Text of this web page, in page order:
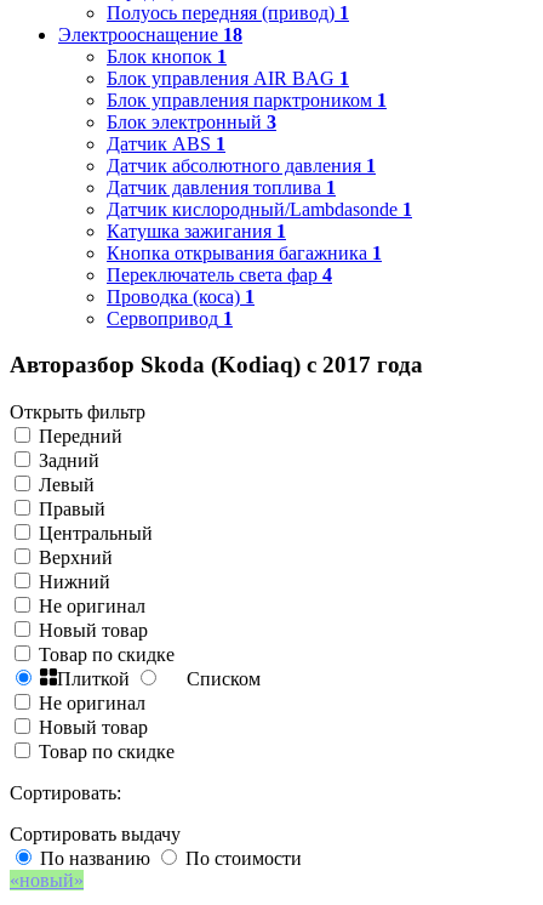
Полуось передняя (привод) 1
Электрооснащение 18
Блок кнопок 1
Блок управления AIR BAG 1
Блок управления парктроником 1
Блок электронный 3
Датчик ABS 1
Датчик абсолютного давления 1
Датчик давления топлива 1
Датчик кислородный/Lambdasonde 1
Катушка зажигания 1
Кнопка открывания багажника 1
Переключатель света фар 4
Проводка (коса) 1
Сервопривод 1
Авторазбор Skoda (Kodiaq) с 2017 года
Открыть фильтр
Передний
Задний
Левый
Правый
Центральный
Верхний
Нижний
Не оригинал
Новый товар
Товар по скидке
Плиткой
Списком
Не оригинал
Новый товар
Товар по скидке
Сортировать:
Сортировать выдачу
По названию
По стоимости
новый